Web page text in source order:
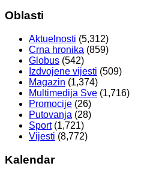
Oblasti
Aktuelnosti (5,312)
Crna hronika (859)
Globus (542)
Izdvojene vijesti (509)
Magazin (1,374)
Multimedija Sve (1,716)
Promocije (26)
Putovanja (28)
Sport(1,721)
Vijesti (8,772)
Kalendar